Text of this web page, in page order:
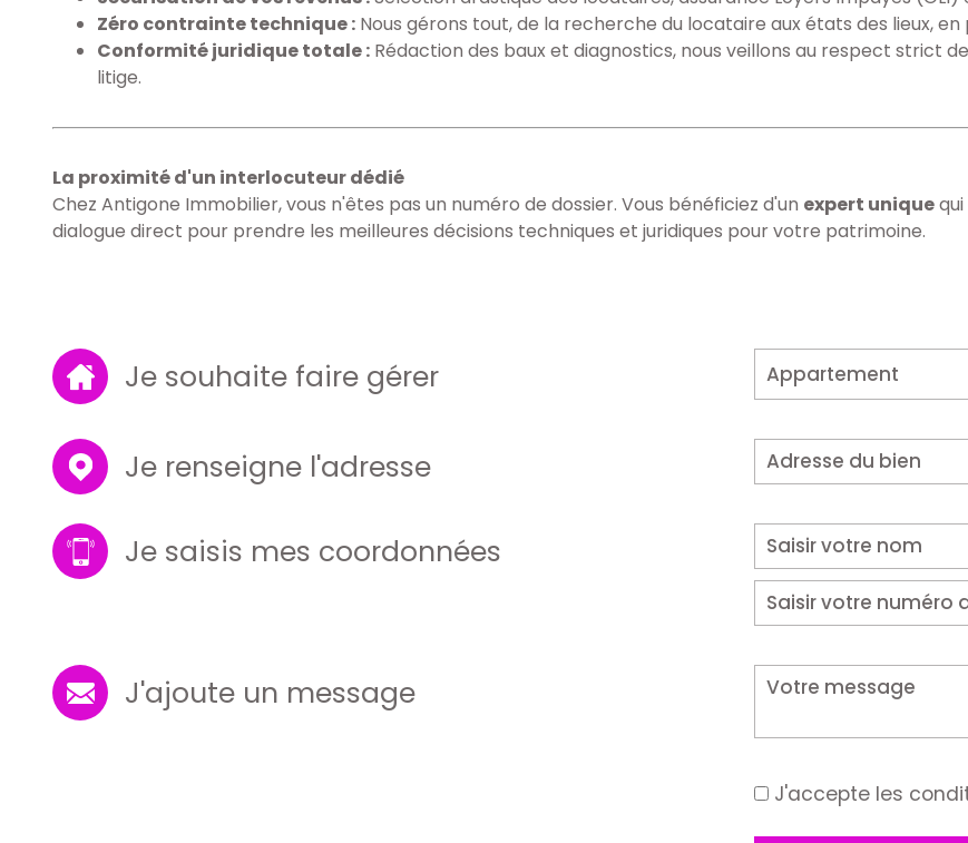
Zéro contrainte technique : Nous gérons tout, de la recherche du locataire aux états des lieux,
Conformité juridique totale : Rédaction des baux et diagnostics, nous veillons au respect strict
litige.
La proximité d'un interlocuteur dédié
Chez Antigone Immobilier, vous n'êtes pas un numéro de dossier. Vous bénéficiez d'un expert unique
dialogue direct pour prendre les meilleures décisions techniques et juridiques pour votre patrimoine.
Je souhaite faire gérer Appartement
Je renseigne l'adresse
Je saisis mes coordonnées
J'ajoute un message
J'accepte les